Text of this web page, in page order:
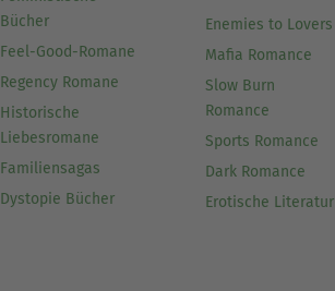
Bücher
Feel-Good-Romane
Regency Romane
Historische
Liebesromane
Familiensagas
Dystopie Bücher
Enemies to Lovers
Mafia Romance
Slow Burn
Romance
Sports Romance
Dark Romance
Erotische Literatur